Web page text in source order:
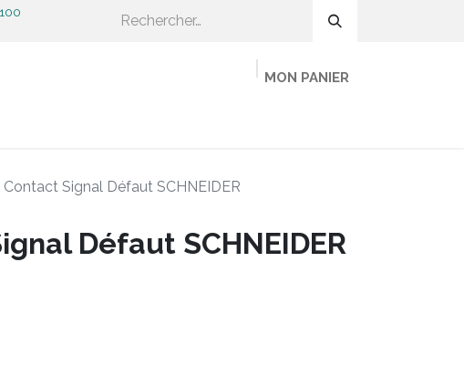
MON PANIER
Contact Signal Défaut SCHNEIDER
Défaut SCHNEIDER